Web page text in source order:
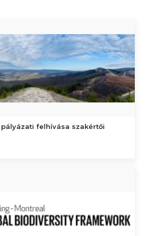
felhívása szakértői